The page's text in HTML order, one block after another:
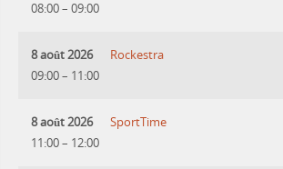
08:00– 09:00
8 août 2026
09:00– 11:00
Rockestra
8 août 2026
11:00– 12:00
SportTime